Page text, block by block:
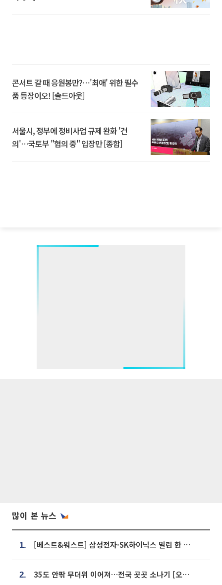
콘서트 갈 때 응원봉만?⋯'최애' 위한 필수
품 등장이오! [솔드아웃]
서울시, 정부에 정비사업 규제 완화 '건
의'⋯국토부 "협의 중" 입장만 [종합]
많이 본 뉴스
1. [베스트&워스트] 삼성전자·SK하이닉스 밀린 한 주…상상인증권은 85% 급등
2. 35도 안팎 무더위 이어져…전국 곳곳 소나기 [오늘 날씨]